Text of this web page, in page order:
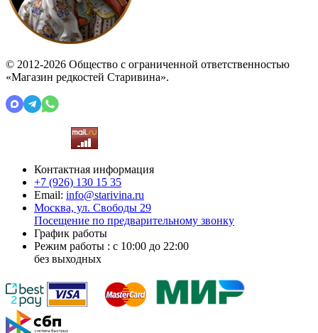
© 2012-2026 Общество с ограниченной ответственностью
«Магазин редкостей Старивина».
Контактная информация
+7 (926) 130 15 35
Email: info@starivina.ru
Москва, ул. Свободы 29
Посещение по предварительному звонку
График работы
Режим работы : с 10:00 до 22:00
без выходных